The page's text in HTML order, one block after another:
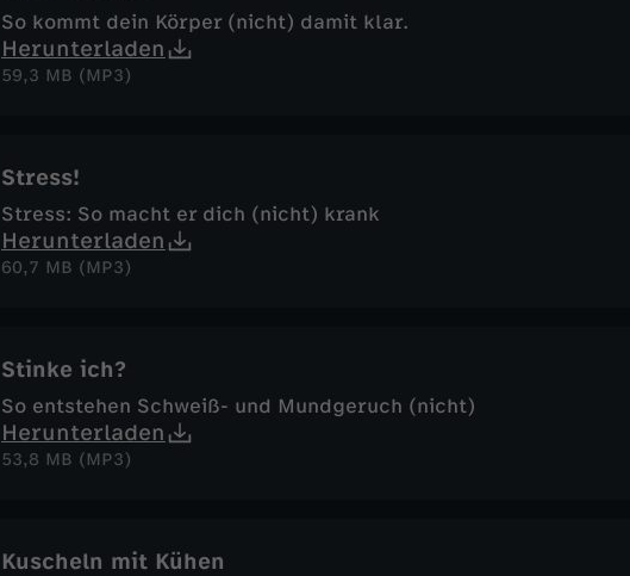
So kommt dein Körper (nicht) damit klar.
Herunterladen
59,3 MB (MP3)
Stress!
Stress: So macht er dich (nicht) krank
Herunterladen
60,7 MB (MP3)
Stinke ich?
So entstehen Schweiß- und Mundgeruch (nicht)
Herunterladen
53,8 MB (MP3)
Kuscheln mit Kühen